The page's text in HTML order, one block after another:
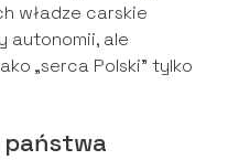
władze carskie
autonomii, ale
„serca Polski” tylko